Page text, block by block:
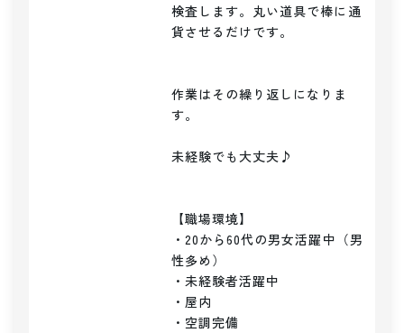
検査します。丸い道具で棒に通
貨させるだけです。
作業はその繰り返しになりま
す。
未経験でも大丈夫♪
【職場環境】
・20から60代の男女活躍中（男
性多め）
・未経験者活躍中
・屋内
・空調完備